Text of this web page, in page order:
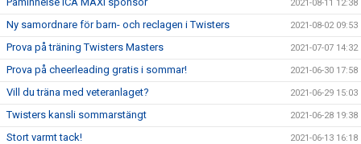
2021-08-11 12:38
Ny samordnare för barn- och reclagen i Twisters 2021-08-02 09:53
Prova på träning Twisters Masters 2021-07-07 14:32
Prova på cheerleading gratis i sommar! 2021-06-30 17:58
Vill du träna med veteranlaget? 2021-06-29 15:03
Twisters kansli sommarstängt 2021-06-28 19:38
Stort varmt tack! 2021-06-13 16:18